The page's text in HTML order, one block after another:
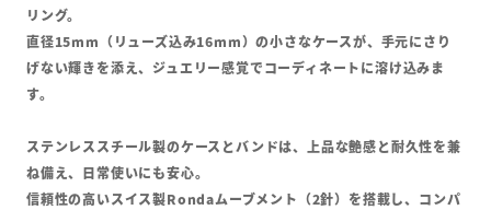
リング。
直径15mm（リューズ込み16mm）の小さなケースが、手元にさり
げない輝きを添え、ジュエリー感覚でコーディネートに溶け込みま
す。
ステンレススチール製のケースとバンドは、上品な艶感と耐久性を兼
ね備え、日常使いにも安心。
信頼性の高いスイス製Rondaムーブメント（2針）を搭載し、コンパ